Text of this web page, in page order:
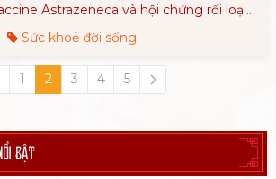
Astrazeneca và hội chứng rối loạn
Sức khoẻ đời sống
1 2 3 4 5
BẬT